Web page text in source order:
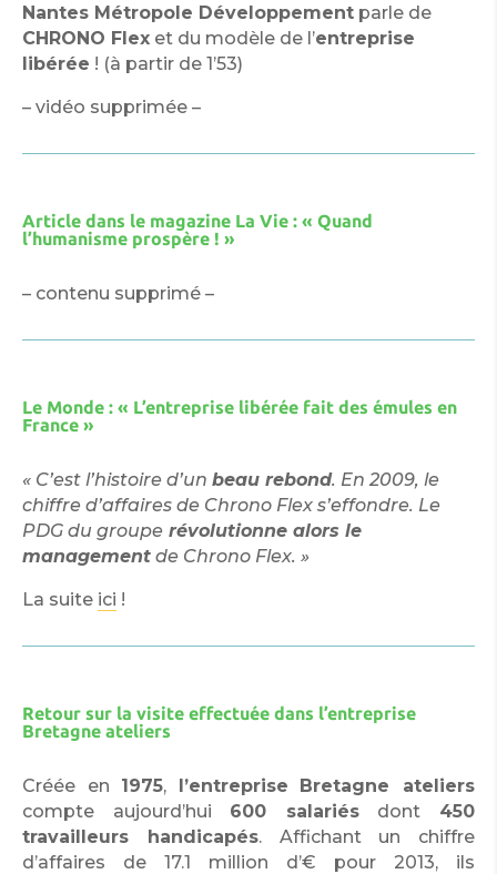
Nantes Métropole Développement parle de
CHRONO Flex et du modèle de l’entreprise
libérée ! (à partir de 1’53)
– vidéo supprimée –
Article dans le magazine La Vie : « Quand
l’humanisme prospère ! »
– contenu supprimé –
Le Monde : « L’entreprise libérée fait des émules en
France »
« C’est l’histoire d’un beau rebond. En 2009, le
chiffre d’affaires de Chrono Flex s’effondre. Le
PDG du groupe révolutionne alors le
management de Chrono Flex. »
La suite ici !
Retour sur la visite effectuée dans l’entreprise
Bretagne ateliers
Créée en 1975, l’entreprise
Bretagne ateliers
compte aujourd’hui 600 salariésdont 450
travailleurs handicapés. Affichant un chiffre
d’affaires de 17.1 million d’€ pour 2013, ils